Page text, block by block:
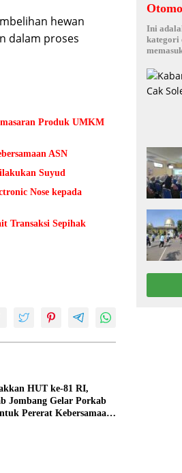
hewan
dalam proses
Produk UMKM
ASN
Suyud
Nose kepada
Transaksi Sepihak
HUT ke-81 RI,
Jombang Gelar Porkab
Pererat Kebersamaan
Ini
kategori